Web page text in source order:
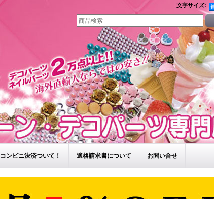
文字サイズ:
コンビニ決済ついて！ 適格請求書について お問い合せ